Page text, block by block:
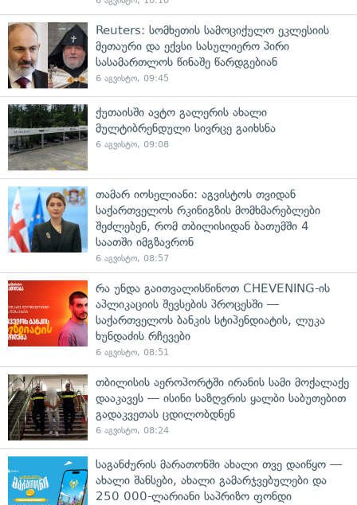
Reuters: სომხეთის სამოციქულო ეკლესიის
მეთაური და ექვსი სასულიერო პირი
სასამართლოს წინაშე წარდგებიან
6 აგვისტო, 09:45
ქუთაისში ავტო გალერის ახალი
მულტიბრენდული სივრცე გაიხსნა
6 აგვისტო, 09:08
თამარ იოსელიანი: აგვისტოს თვიდან
საქართველოს რკინიგზის მომხმარებლები
შეძლებენ, რომ თბილისიდან ბათუმში 4
საათში იმგზავრონ
6 აგვისტო, 08:57
რა უნდა გაითვალისწინოთ CHEVENING-ის
აპლიკაციის შევსების პროცესში —
საქართველოს ბანკის სტიპენდიატის, ლუკა
ხუნდაძის რჩევები
6 აგვისტო, 08:51
თბილისის აეროპორტში ირანის სამი მოქალაქე
დააკავეს — ისინი საზღვრის ყალბი საბუთებით
გადაკვეთას ცდილობდნენ
6 აგვისტო, 08:24
საგანძურის მარათონში ახალი თვე დაიწყო —
ახალი შანსები, ახალი გამარჯვებულები და
250 000-ლარიანი საპრიზო ფონდი